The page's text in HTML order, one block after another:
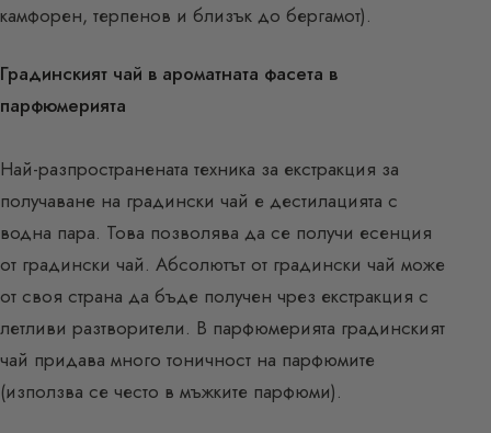
камфорен, терпенов и близък до бергамот).
Градинският чай в ароматната фасета в
парфюмерията
Най-разпространената техника за екстракция за
получаване на градински чай е дестилацията с
водна пара. Това позволява да се получи есенция
от градински чай. Абсолютът от градински чай може
от своя страна да бъде получен чрез екстракция с
летливи разтворители. В парфюмерията градинският
чай придава много тоничност на парфюмите
(използва се често в мъжките парфюми).